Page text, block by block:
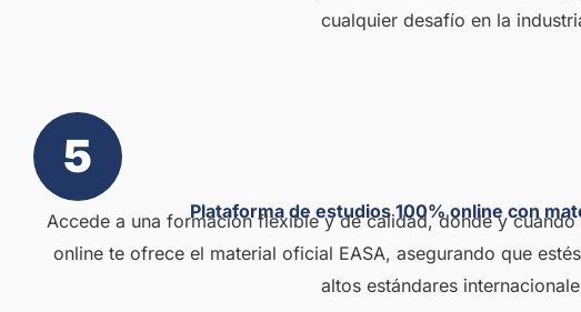
cualquier desafío en la
5
Plataforma de estudios 100% online con
Accede a una formación flexible y de calidad, donde y
online te ofrece el material oficial EASA, asegurando que
altos estándares